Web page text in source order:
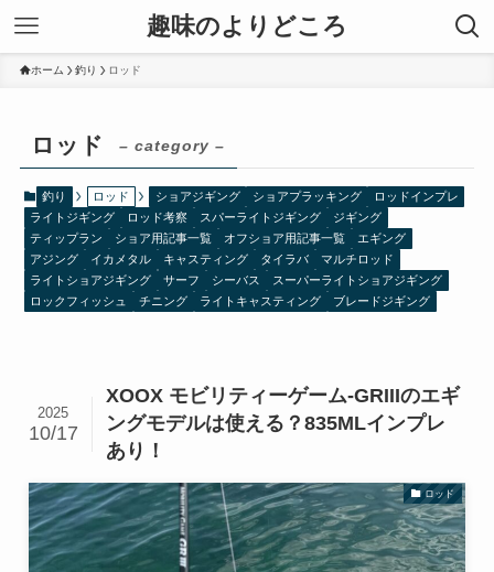
趣味のよりどころ
ホーム 釣り ロッド
ロッド – category –
釣り ロッド ショアジギング ショアプラッキング
ロッドインプレ
ライトジギング
ロッド考察 スパーライトジギング
ジギング
ティップラン
ショア用記事一覧 オフショア用記事一覧
エギング
アジング
イカメタル キャスティング タイラバ
マルチロッド
ライトショアジギング
サーフ シーバス
スーパーライトショアジギング
ロックフィッシュ
チニング ライトキャスティング ブレードジギング
XOOX モビリティーゲーム-GRIIIのエギ
ングモデルは使える？835MLインプレ
あり！
2025
10/17
ロッド